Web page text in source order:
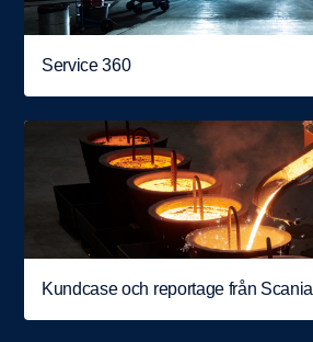
Service 360
Kundcase och reportage från Scania